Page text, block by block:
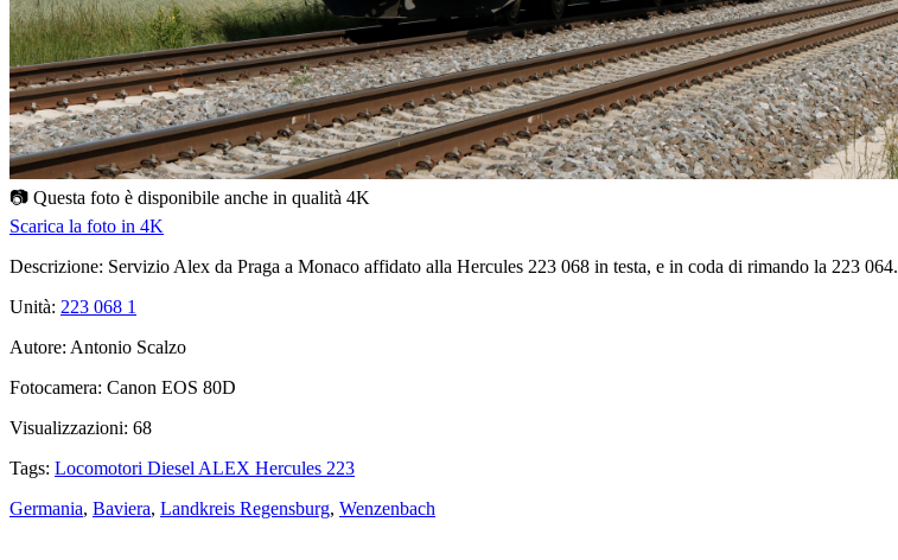
📷 Questa foto è disponibile anche in qualità 4K
Scarica la foto in 4K
Descrizione: Servizio Alex da Praga a Monaco affidato alla Hercules 223 068 in testa, e in coda di rimando la 223 064.
Unità: 223 068 1
Autore: Antonio Scalzo
Fotocamera: Canon EOS 80D
Visualizzazioni: 68
Tags: Locomotori Diesel ALEX Hercules 223
Germania, Baviera, Landkreis Regensburg, Wenzenbach